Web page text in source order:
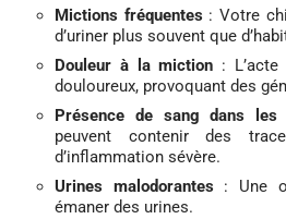
Mictions fréquentes : Votre
d’uriner plus souvent que
Douleur à la miction : L’acte
douloureux, provoquant des
Présence de sang dans les
peuvent contenir des
d’inflammation sévère.
Urines malodorantes : Une
émaner des urines.